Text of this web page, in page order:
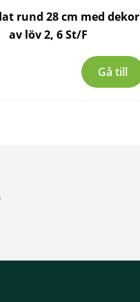
rund 28 cm med dekor
av löv 2, 6 St/F
Gå till